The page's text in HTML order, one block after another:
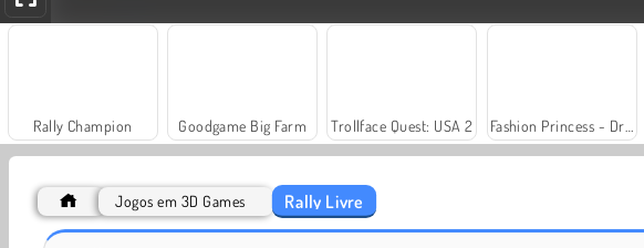
Rally Champion Goodgame Big Farm Trollface Quest: USA 2
Jogos em 3D Games Rally Livre